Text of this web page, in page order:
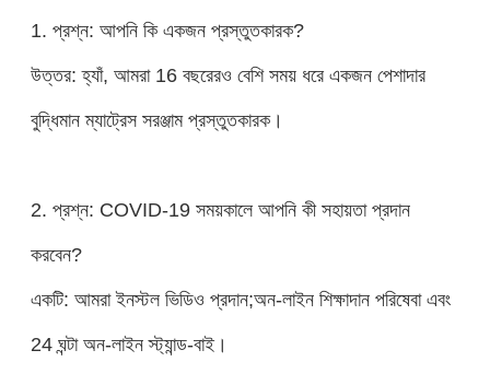
1. প্রশ্ন: আপনি কি একজন প্রস্তুতকারক?
উত্তর: হ্যাঁ, আমরা 16 বছরেরও বেশি সময় ধরে একজন পেশাদার
বুদ্ধিমান ম্যাট্রেস সরঞ্জাম প্রস্তুতকারক।
2. প্রশ্ন: COVID-19 সময়কালে আপনি কী সহায়তা প্রদান
করবেন?
একটি: আমরা ইনস্টল ভিডিও প্রদান;অন-লাইন শিক্ষাদান পরিষেবা এবং
24 ঘন্টা অন-লাইন স্ট্যান্ড-বাই।